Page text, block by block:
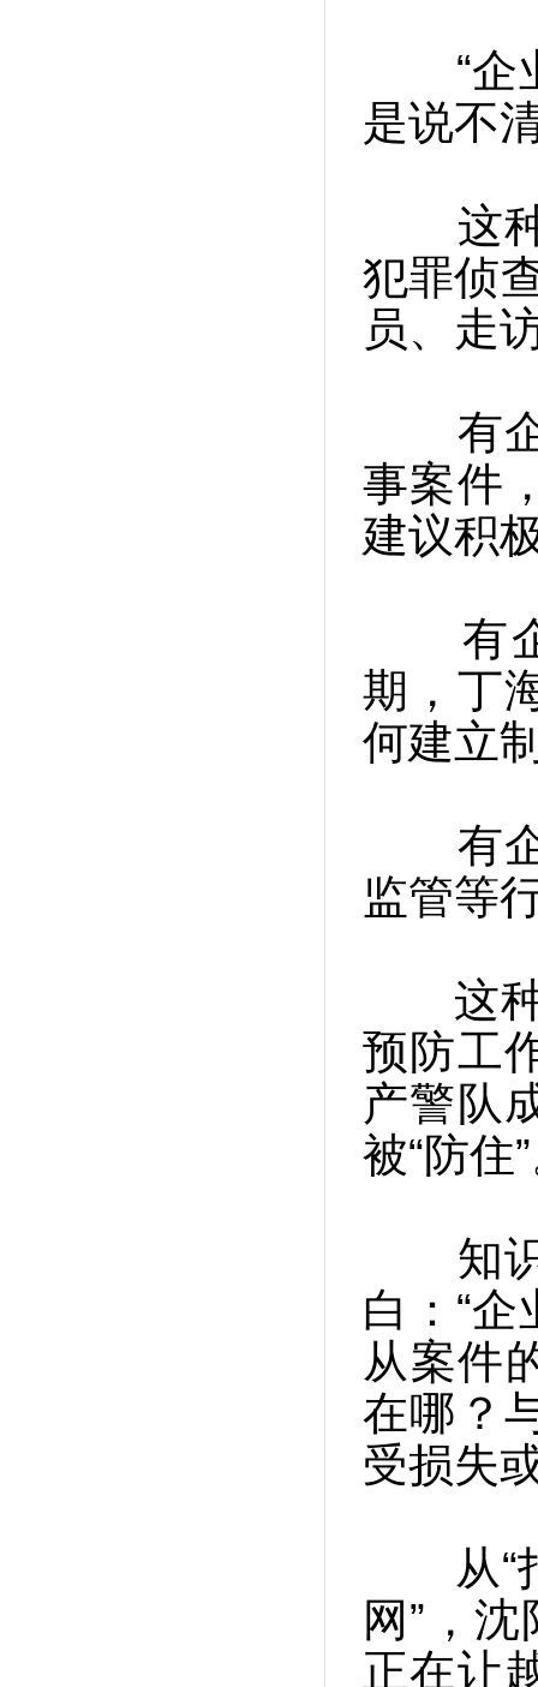
“企业
是说不
这种
犯罪侦
员、走
有企
事案件
建议积
有企
期，丁
何建立
有企
监管等
这种
预防工
产警队
被“防住
知识
白：“
从案件
在哪？
受损失
从“打
网”，
正在让